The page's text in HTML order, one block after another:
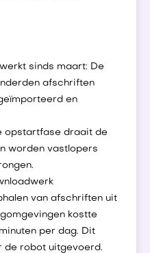
sinds maart: De
afschriften
en
opstartfase draait de
worden vastlopers
van afschriften uit
kostte
per dag. Dit
de robot uitgevoerd.